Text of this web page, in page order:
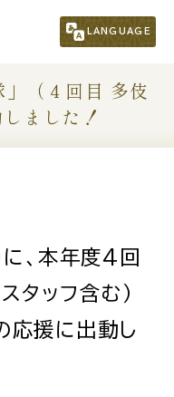
LANGUAGE
会）
（４回目 多伎
ました！
に、本年度4回
タッフ含む）
応援に出動し